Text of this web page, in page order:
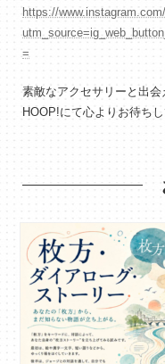
https://
=
素敵なアクセサリーと出会
HOOP!にて心よりお待ち